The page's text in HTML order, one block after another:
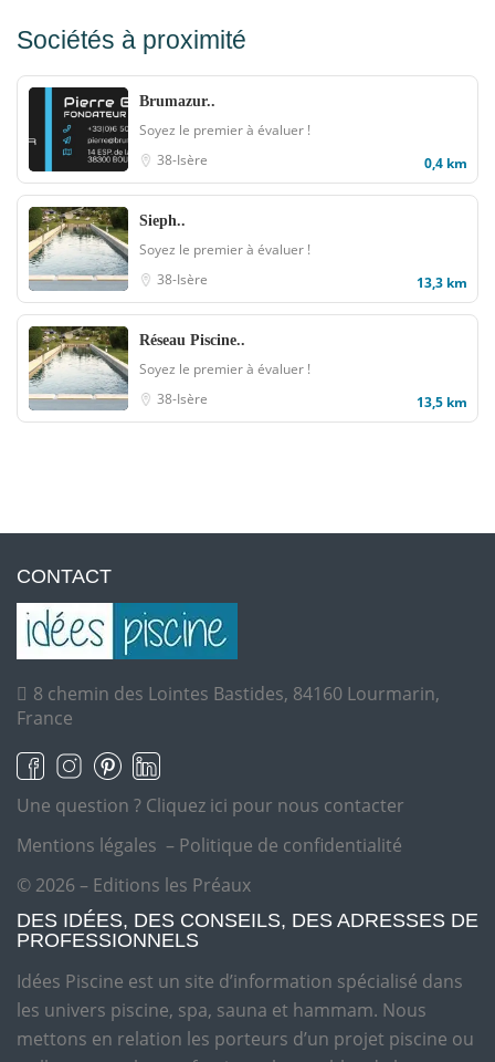
Sociétés à proximité
Brumazur..
Soyez le premier à évaluer !
38-Isère
0,4 km
Sieph..
Soyez le premier à évaluer !
38-Isère
13,3 km
Réseau Piscine..
Soyez le premier à évaluer !
38-Isère
13,5 km
CONTACT
8 chemin des Lointes Bastides, 84160 Lourmarin,
France
Une question ? Cliquez ici pour nous contacter
Mentions légales – Politique de confidentialité
© 2026 – Editions les Préaux
DES IDÉES, DES CONSEILS, DES ADRESSES DE
PROFESSIONNELS
Idées Piscine est un site d’information spécialisé dans
les univers piscine, spa, sauna et hammam. Nous
mettons en relation les porteurs d’un projet piscine ou